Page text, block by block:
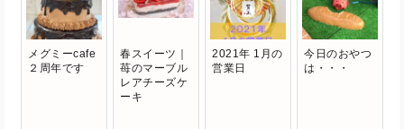
メグミーcafe
２周年です
春スイーツ｜
苺のマーブル
レアチーズケ
ーキ
2021年 1月の
営業日
今日のおやつ
は・・・